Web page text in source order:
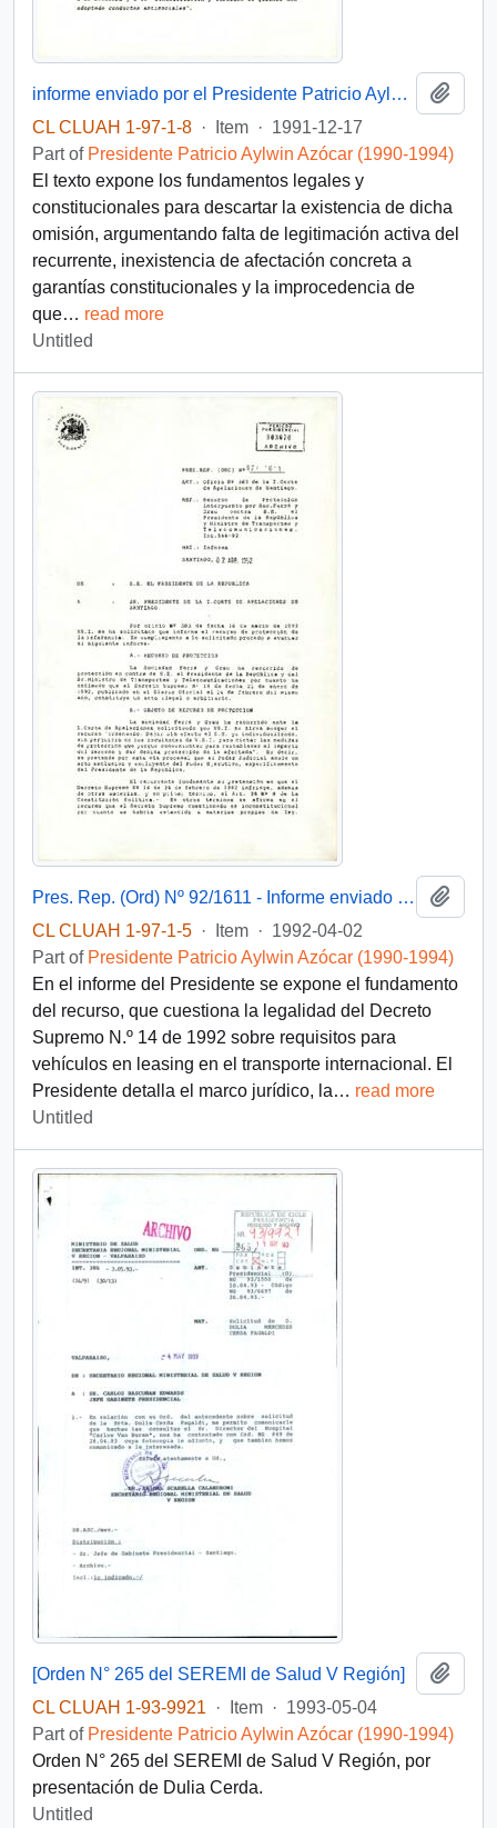
informe enviado por el Presidente Patricio Aylwin a la Corte de Apelaciones en respuesta a un requerimiento sobre un recurso de protección (rol 2674-91), interpuesto por Mario Vallejos Balboa por presunta omisión en la aplicación de la Ley 11.625 sobre Estados Antisociales
CL CLUAH 1-97-1-8 · Item · 1991-12-17
Part of Presidente Patricio Aylwin Azócar (1990-1994)
El texto expone los fundamentos legales y
constitucionales para descartar la existencia de dicha
omisión, argumentando falta de legitimación activa del
recurrente, inexistencia de afectación concreta a
garantías constitucionales y la improcedencia de
que… read more
Untitled
Pres. Rep. (Ord) Nº 92/1611 - Informe enviado por el Presidente Patricio Aylwin a la I. Corte de Apelaciones de Santiago respecto del recurso de protección interpuesto por la Sociedad Ferré y Grau Ltda. contra el Presidente de la República y el Ministro de Transportes
CL CLUAH 1-97-1-5 · Item · 1992-04-02
Part of Presidente Patricio Aylwin Azócar (1990-1994)
En el informe del Presidente se expone el fundamento
del recurso, que cuestiona la legalidad del Decreto
Supremo N.º 14 de 1992 sobre requisitos para
vehículos en leasing en el transporte internacional. El
Presidente detalla el marco jurídico, la… read more
Untitled
[Orden N° 265 del SEREMI de Salud V Región]
CL CLUAH 1-93-9921
· Item · 1993-05-04
Part of Presidente Patricio Aylwin Azócar (1990-1994)
Orden N° 265 del SEREMI de Salud V Región, por
presentación de Dulia Cerda.
Untitled